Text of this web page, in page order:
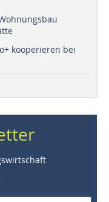
kooperieren bei